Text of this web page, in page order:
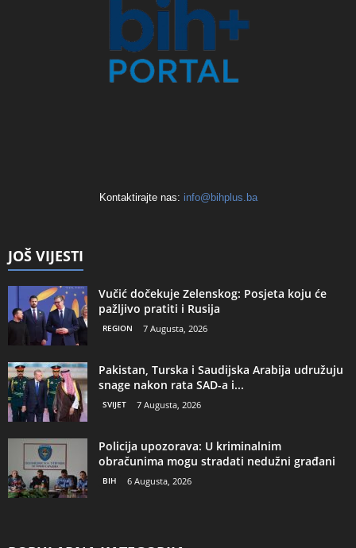
Kontaktirajte nas: info@bihplus.ba
JOŠ VIJESTI
Vučić dočekuje Zelenskog: Posjeta koju će
pažljivo pratiti i Rusija
REGION 7 Augusta, 2026
Pakistan, Turska i Saudijska Arabija udružuju
snage nakon rata SAD-a i...
SVIJET 7 Augusta, 2026
Policija upozorava: U kriminalnim
obračunima mogu stradati nedužni građani
BIH 6 Augusta, 2026